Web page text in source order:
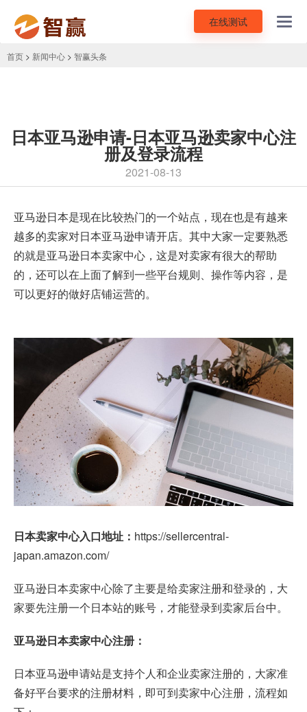
在线测试
首页 > 新闻中心 > 智赢头条
日本亚马逊申请-日本亚马逊卖家中心注
册及登录流程
2021-08-13
亚马逊日本是现在比较热门的一个站点，现在也是有越来
越多的卖家对日本亚马逊申请开店。其中大家一定要熟悉
的就是亚马逊日本卖家中心，这是对卖家有很大的帮助
的，还可以在上面了解到一些平台规则、操作等内容，是
可以更好的做好店铺运营的。
日本卖家中心入口地址： https://sellercentral-
japan.amazon.com/
亚马逊日本卖家中心除了主要是给卖家注册和登录的，大
家要先注册一个日本站的账号，才能登录到卖家后台中。
亚马逊日本卖家中心注册：
日本亚马逊申请站是支持个人和企业卖家注册的，大家准
备好平台要求的注册材料，即可到卖家中心注册，流程如